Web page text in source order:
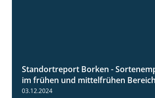
Standortreport Borken -
im frühen und mittelfrühen Bereich
03.12.2024